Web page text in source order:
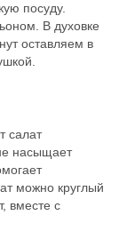
посуду.
В духовке
оставляем в
салат
насыщает
можно круглый
вместе с